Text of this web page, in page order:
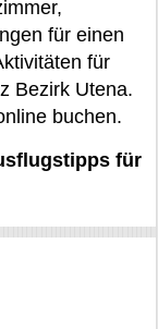
für einen
für
Bezirk Utena.
buchen.
für